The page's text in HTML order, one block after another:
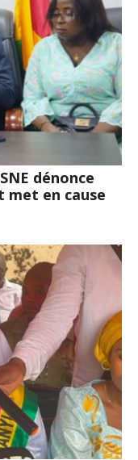
dénonce
met en cause